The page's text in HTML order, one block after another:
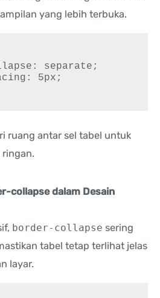
yang lebih terbuka.
ruang antar sel tabel untuk
collapse dalam Desain
border-collapse sering
tabel tetap terlihat jelas
layar.